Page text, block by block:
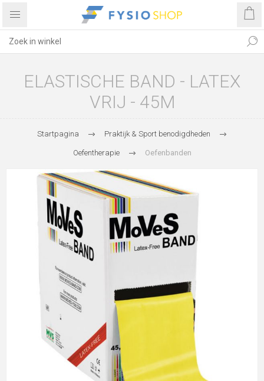
ELASTISCHE BAND - LATEX
VRIJ - 45M
Startpagina Praktijk & Sport benodigdheden
Oefentherapie Oefenbanden